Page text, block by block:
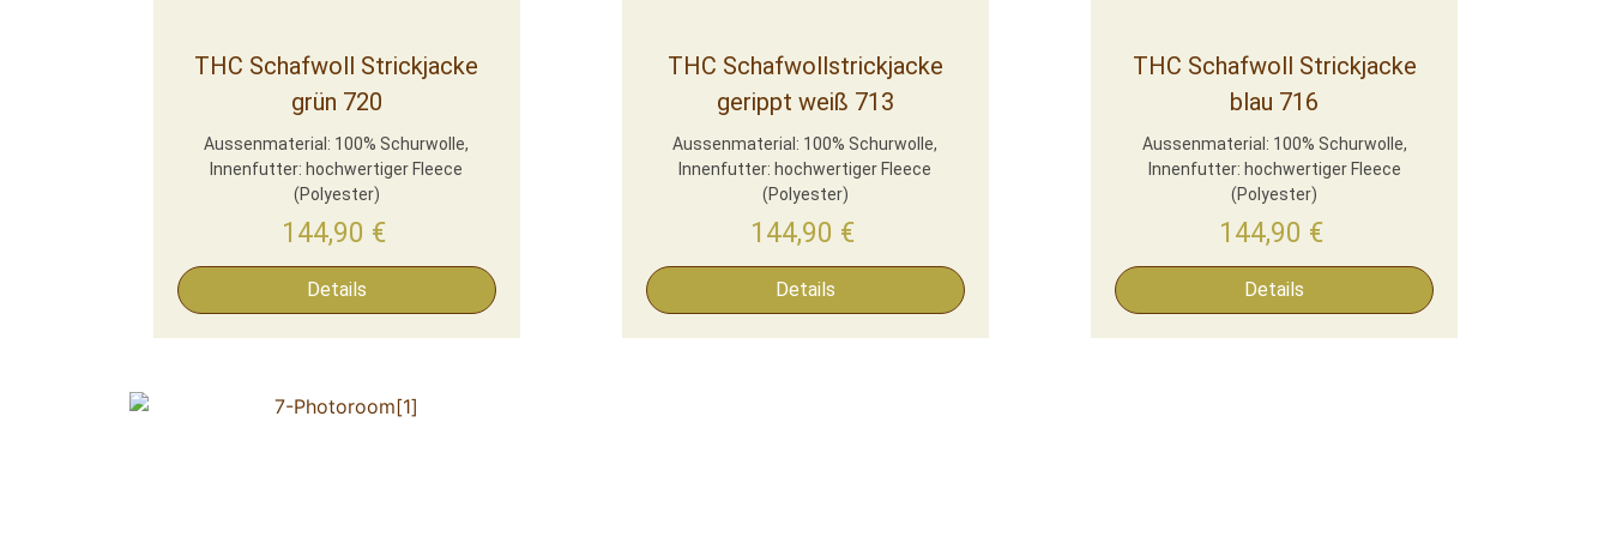
THC Schafwoll Strickjacke
grün 720
Aussenmaterial: 100% Schurwolle,
Innenfutter: hochwertiger Fleece
(Polyester)
144,90 €
Details
THC Schafwollstrickjacke
gerippt weiß 713
Aussenmaterial: 100% Schurwolle,
Innenfutter: hochwertiger Fleece
(Polyester)
144,90 €
Details
THC Schafwoll Strickjacke
blau 716
Aussenmaterial: 100% Schurwolle,
Innenfutter: hochwertiger Fleece
(Polyester)
144,90 €
Details